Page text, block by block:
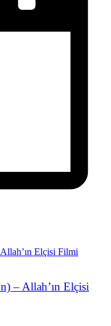
– Allah’ın Elçisi